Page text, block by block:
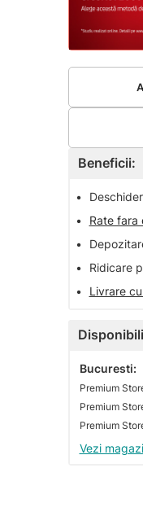
Beneficii:
•
•
Rate fara
•
•
Ridicare
•
Livrare
Bucuresti:
Premium
Premium
Vezi